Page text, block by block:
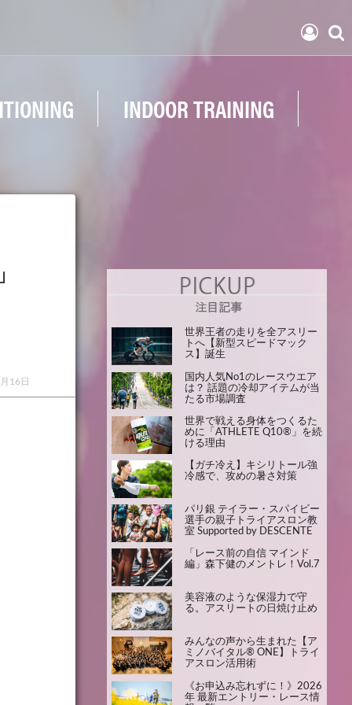
INDOOR TRAINING
16日
世界王者の走りを全アスリー
トへ【新型スピードマック
ス】誕生
国内人気No1のレースウエア
は？ 話題の冷却アイテムが当
たる市場調査
世界で戦える身体をつくるた
めに「ATHLETE Q10®」を続
ける理由
【ガチ冷え】キシリトール強
冷感で、攻めの暑さ対策
パリ銀 テイラー・スパイビー
選手の親子トライアスロン教
室 Supported by DESCENTE
「レース前の自信 マインド
編」森下健のメントレ！Vol.7
美容液のような保湿力で守
る。アスリートの日焼け止め
みんなの声から生まれた【ア
ミノバイタル® ONE】トライ
アスロン活用術
《お申込み忘れずに！》2026
年 最新エントリー・レース情